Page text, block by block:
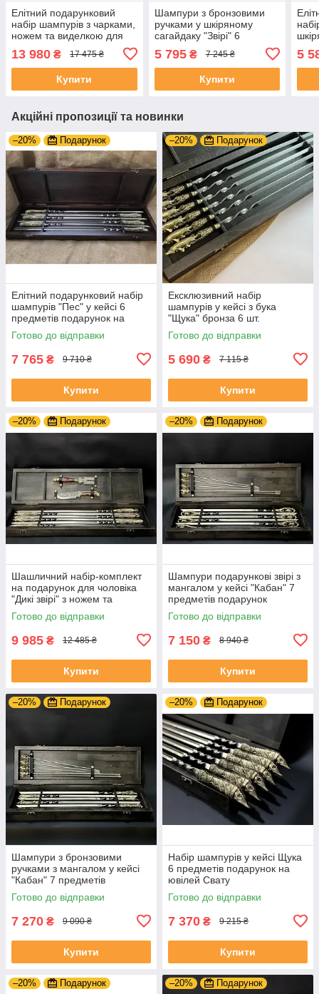
Елітний подарунковий
набір шампурів з чарками,
ножем та виделкою для
подарунок чоловікові на
ювілей
13 980 ₴ 17 475 ₴
Купити
Шампури з бронзовими
ручками у шкіряному
сагайдаку "Звірі" 6
предметів подарунок на
День Народження
5 795₴ 7 245 ₴
Купити
5
Акційні пропозиції та новинки
–20% Подарунок
Елітний подарунковий набір
шампурів "Пес" у кейсі 6
предметів подарунок на
ювілей
Готово до відправки
7 765 ₴ 9 710 ₴
Купити
–20% Подарунок
Ексклюзивний набір
шампурів у кейсі з бука
"Щука" бронза 6 шт.
Готово до відправки
5 690 ₴ 7 115 ₴
Купити
–20% Подарунок
Шашличний набір-комплект
на подарунок для чоловіка
"Дикі звірі" з ножем та
виделкою для зняття
шашлику
Готово до відправки
9 985 ₴ 12 485 ₴
Купити
–20% Подарунок
Шампури подарункові звірі з
мангалом у кейсі "Кабан" 7
предметів подарунок
коханому чоловікові
Готово до відправки
7 150 ₴ 8 940 ₴
Купити
–20% Подарунок
Шампури з бронзовими
ручками з мангалом у кейсі
"Кабан" 7 предметів
подарунок коханому
чоловікові на річницю
Готово до відправки
7 270 ₴ 9 090 ₴
Купити
–20% Подарунок
Набір шампурів у кейсі Щука
6 предметів подарунок на
ювілей Свату
Готово до відправки
7 370 ₴ 9 215 ₴
Купити
–20% Подарунок –20% Подарунок